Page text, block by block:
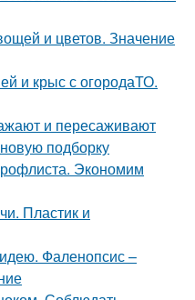
и цветов. Значение
и крыс с огородаТО.
и пересаживают
подборку
Экономим
Пластик и
Фаленопсис –